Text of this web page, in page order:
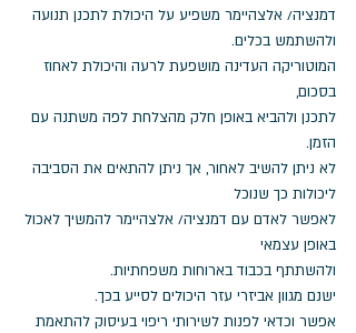
דמנציה/ אלצהיימר משפיע על היכולת לתכנן תנועה
ולהשתמש בכלים.
המוטוריקה העדינה מושפעת לרעה והיכולת לאחוז
בסכום,
לתכנן ולהביא באופן חלק מהצלחת לפה משתנה עם
הזמן.
לא ניתן להשיב לאחור, אך ניתן להתאים את הסביבה
ליכולות כך שנוכל
לאפשר לאדם עם דמנציה/ אלצהיימר להמשיך לאכול
באופן עצמאי
ולהשתתף בכבוד בארוחות משפחתיות.
ישנם מגוון אביזרי עזר היכולים לסייע בכך.
אפשר וכדאי לפנות לשירותי ריפוי בעיסוק להתאמת